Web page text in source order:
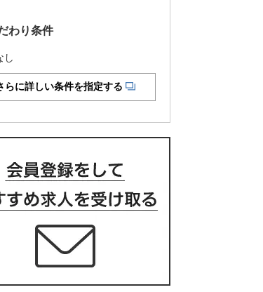
わり条件
し
らに詳しい条件を指定する